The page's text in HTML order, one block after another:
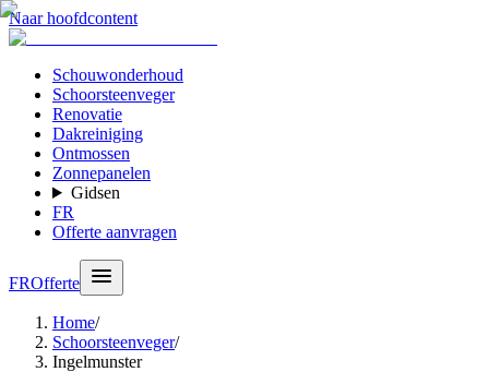
Naar hoofdcontent
Schouwonderhoud
Schoorsteenveger
Renovatie
Dakreiniging
Ontmossen
Zonnepanelen
Gidsen
FR
Offerte aanvragen
FROfferte
Home/
Schoorsteenveger/
Ingelmunster